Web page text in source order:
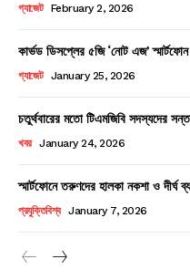
গ্যাজেট February 2, 2026
কার্ভড ডিসপ্লের ৫জি ‘নোট এজ’
গ্যাজেট January 25, 2026
চতুর্থবারের মতো টিএমজিবি সদস্যদের
খবর January 24, 2026
স্মার্টফোনে তরুণদের হালকা নকশা ও দীর্ঘ
প্রযুক্তিবিশ্ব January 7, 2026